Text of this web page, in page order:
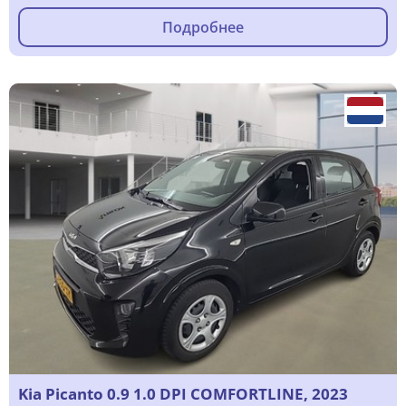
Подробнее
Kia Picanto 0.9 1.0 DPI COMFORTLINE, 2023